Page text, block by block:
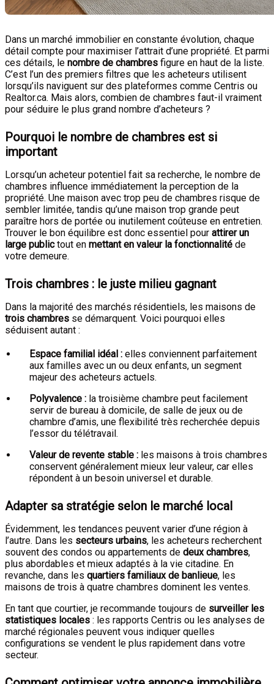
Dans un marché immobilier en constante évolution, chaque
détail compte pour maximiser l’attrait d’une propriété. Et parmi
ces détails, le nombre de chambres figure en haut de la liste.
C’est l’un des premiers filtres que les acheteurs utilisent
lorsqu’ils naviguent sur des plateformes comme Centris ou
Realtor.ca. Mais alors, combien de chambres faut-il vraiment
pour séduire le plus grand nombre d’acheteurs ?
Pourquoi le nombre de chambres est si
important
Lorsqu’un acheteur potentiel fait sa recherche, le nombre de
chambres influence immédiatement la perception de la
propriété. Une maison avec trop peu de chambres risque de
sembler limitée, tandis qu’une maison trop grande peut
paraître hors de portée ou inutilement coûteuse en entretien.
Trouver le bon équilibre est donc essentiel pour attirer un
large publictout en mettant en valeur la fonctionnalité de
votre demeure.
Trois chambres : le juste milieu gagnant
Dans la majorité des marchés résidentiels, les maisons de
trois chambres se démarquent. Voici pourquoi elles
séduisent autant :
Espace familial idéal : elles conviennent parfaitement
aux familles avec un ou deux enfants, un segment
majeur des acheteurs actuels.
Polyvalence : la troisième chambre peut facilement
servir de bureau à domicile, de salle de jeux ou de
chambre d’amis, une flexibilité très recherchée depuis
l’essor du télétravail.
Valeur de revente stable : les maisons à trois chambres
conservent généralement mieux leur valeur, car elles
répondent à un besoin universel et durable.
Adapter sa stratégie selon le marché local
Évidemment, les tendances peuvent varier d’une région à
l’autre. Dans les secteurs urbains, les acheteurs recherchent
souvent des condos ou appartements de deux chambres,
plus abordables et mieux adaptés à la vie citadine. En
revanche, dans les quartiers familiaux de banlieue, les
maisons de trois à quatre chambres dominent les ventes.
En tant que courtier, je recommande toujours de surveiller les
statistiques locales : les rapports Centris ou les analyses de
marché régionales peuvent vous indiquer quelles
configurations se vendent le plus rapidement dans votre
secteur.